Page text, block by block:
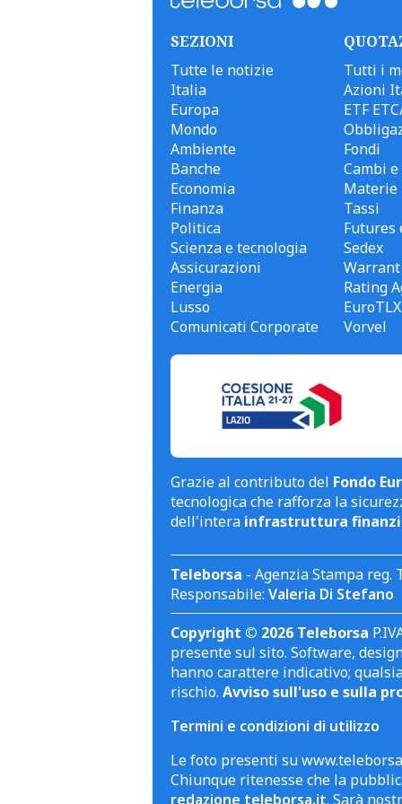
SEZIONI
Tutte le notizie
Italia
Europa
Mondo
Ambiente
Banche
Economia
Finanza
Politica
Scienza e tecnologia
Assicurazioni
Energia
Lusso
Comunicati Corporate
Tutti i
Azioni
ETF
Fondi
Cambi
Materie
Tassi
Futures
Sedex
Warrant
Rating
EuroTLX
Vorvel
Grazie al contributo del Fondo
tecnologica che rafforza la
dell'intera infrastruttura
Teleborsa - Agenzia Stampa
Responsabile: Valeria Di Stefano
Copyright © 2026 Teleborsa
presente sul sito. Software,
hanno carattere indicativo;
rischio. Avviso sull'uso e sulla
Termini e condizioni di utilizzo
Le foto presenti su
Chiunque ritenesse che la
redazione teleborsa.it. Sarà